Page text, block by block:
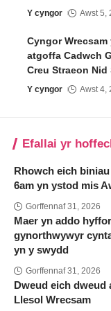
Y cyngor Awst 5,
Cyngor
atgoffa Cadwch
Creu Straeon
Y cyngor Awst 4,
Efallai yr
Rhowch eich
6am yn ystod mis
Gorffennaf 31, 2026
Maer yn addo
gynorthwywyr
yn y swydd
Gorffennaf 31, 2026
Dweud eich dweud
Llesol Wrecsam